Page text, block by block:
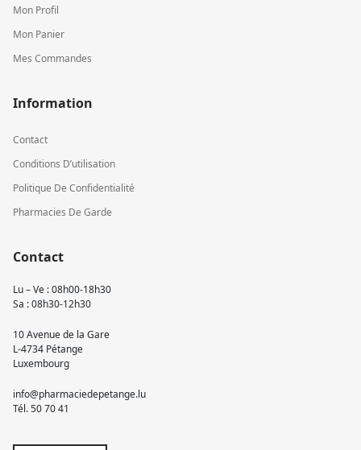
Mon Profil
Mon Panier
Mes Commandes
Information
Contact
Conditions D’utilisation
Politique De Confidentialité
Pharmacies De Garde
Contact
Lu – Ve : 08h00-18h30
Sa : 08h30-12h30
10 Avenue de la Gare
L-4734 Pétange
Luxembourg
info@pharmaciedepetange.lu
Tél.50 70 41